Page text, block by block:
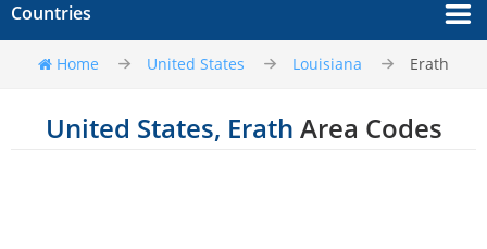
Countries
Home United States Louisiana Erath
United States, Erath Area Codes